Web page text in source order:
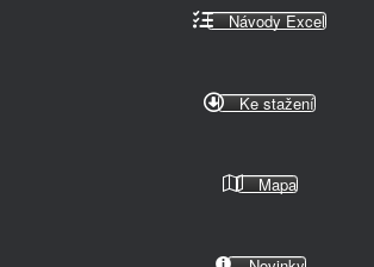
Návody Excel
Ke stažení
Mapa